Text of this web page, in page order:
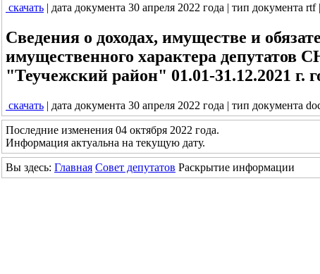
скачать | дата документа 30 апреля 2022 года | тип документа
Сведения о доходах, имуществе и
имущественного характера депутатов
"Теучежский район" 01.01-31.12.2021 г.
скачать | дата документа 30 апреля 2022 года | тип документа
Последние изменения 04 октября 2022 года.
Информация актуальна на текущую дату.
Вы здесь: Главная Совет депутатов Раскрытие информации